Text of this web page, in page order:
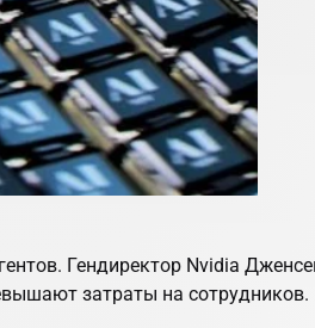
Гендиректор Nvidia
затраты на сотрудников.